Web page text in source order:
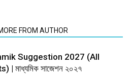
FROM AUTHOR
Suggestion 2027 (All
| মাধ্যমিক সাজেশন ২০২৭